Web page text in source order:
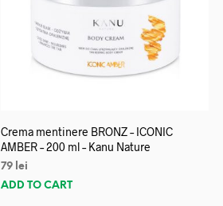
Crema mentinere BRONZ – ICONIC
AMBER – 200 ml – Kanu Nature
79 lei
ADD TO CART